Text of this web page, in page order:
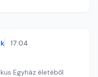
17:04
Egyház életéből